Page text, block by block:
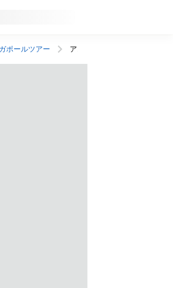
ポールツアー